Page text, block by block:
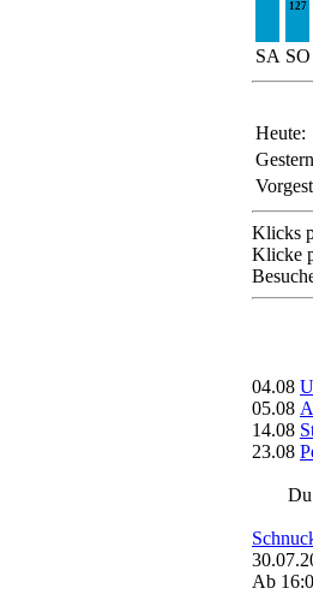
127
SA SO
Heute:
Klicks
Klicke
04.08
05.08
14.08
23.08
Du
Ab